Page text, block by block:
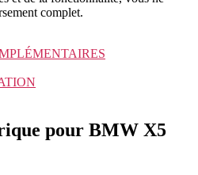
complet.
pour BMW X5